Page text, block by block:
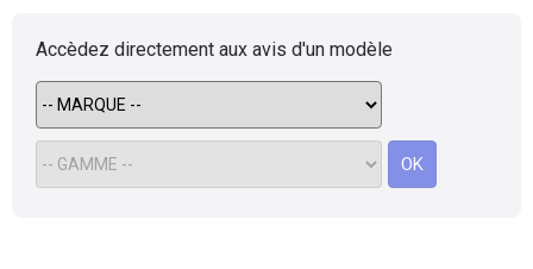
Marques
Services
Accèdez directement aux avis d'un modèle
OK